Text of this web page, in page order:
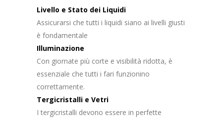
Livello e Stato dei Liquidi
Assicurarsi che tutti i liquidi siano ai livelli giusti
è fondamentale
Illuminazione
Con giornate più corte e visibilità ridotta, è
essenziale che tutti i fari funzionino
correttamente.
Tergicristalli e Vetri
I tergicristalli devono essere in perfette